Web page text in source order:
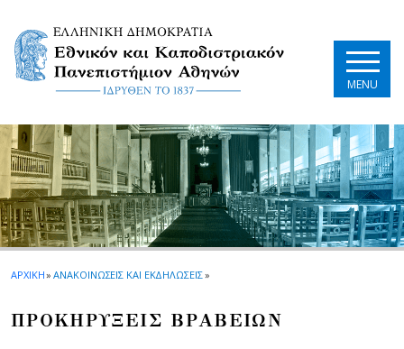
MENU
ΑΡΧΙΚΗ» ΑΝΑΚΟΙΝΩΣΕΙΣ ΚΑΙ ΕΚΔΗΛΩΣΕΙΣ»
ΠΡΟΚΗΡΥΞΕΙΣ ΒΡΑΒΕΙΩΝ